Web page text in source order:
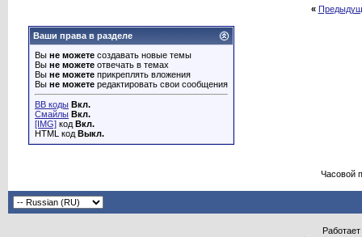
«
Ваши права в разделе
Вы не можете создавать новые темы
Вы не можете отвечать в темах
Вы не можете прикреплять вложения
Вы не можете редактировать свои сообщения
BB коды Вкл.
Смайлы Вкл.
[IMG] код Вкл.
HTML код Выкл.
Часовой